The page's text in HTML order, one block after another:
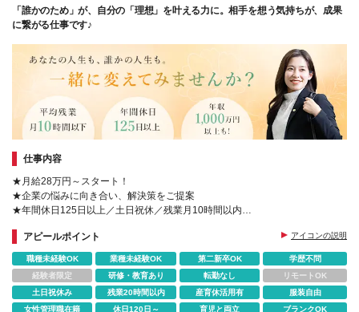
「誰かのため」が、自分の「理想」を叶える力に。相手を想う気持ちが、成果
に繋がる仕事です♪
仕事内容
★月給28万円～スタート！
★企業の悩みに向き合い、解決策をご提案
★年間休日125日以上／土日祝休／残業月10時間以内
★女性管理職も多数活躍中！産育休の取得実績多数
アピールポイント アイコンの説明
職種未経験OK 業種未経験OK 第二新卒OK
学歴不問
経験者限定
研修・教育あり 転勤なし
リモートOK
土日祝休み
残業20時間以内 産育休活用有
服装自由
女性管理職在籍
休日120日～ 育児と両立
ブランクOK